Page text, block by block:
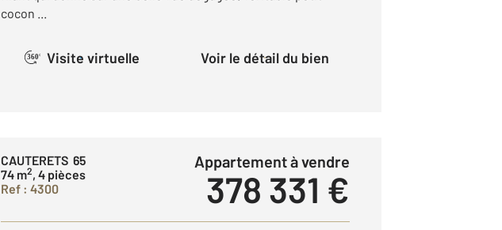
cocon ...
360° Visite virtuelle Voir le détail du bien
CAUTERETS 65
74 m2, 4 pièces
Ref : 4300
Appartement à vendre
378 331 €